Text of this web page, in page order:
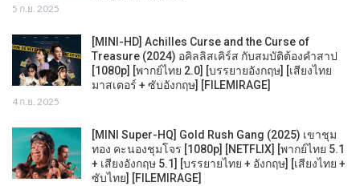
5 ก.ย. 2025
[MINI-HD] Achilles Curse and the Curse of
Treasure (2024) อคิลลิสเคิร์ส กับสมบัติต้องคำสาป
[1080p] [พากย์ไทย 2.0] [บรรยายอังกฤษ] [เสียงไทย
มาสเตอร์ + ซับอังกฤษ] [FILEMIRAGE]
4 ก.ย. 2025
[MINI Super-HQ] Gold Rush Gang (2025) เขาชุม
ทอง คะนองชุมโจร [1080p] [NETFLIX] [พากย์ไทย 5.1
+ เสียงอังกฤษ 5.1] [บรรยายไทย + อังกฤษ] [เสียงไทย +
ซับไทย] [FILEMIRAGE]